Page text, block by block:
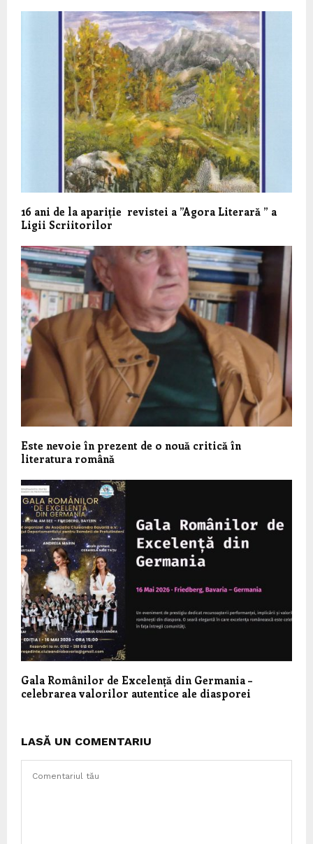
16 ani de la apariție revistei a ”Agora Literară ” a
Ligii Scriitorilor
Este nevoie în prezent de o nouă critică în
literatura română
Gala Românilor de Excelență din Germania –
celebrarea valorilor autentice ale diasporei
LASĂ UN COMENTARIU